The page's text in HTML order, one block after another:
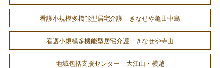
看護小規模多機能型居宅介護 きなせや亀田中島
看護小規模多機能型居宅介護 きなせや寺山
地域包括支援センター 大江山・横越